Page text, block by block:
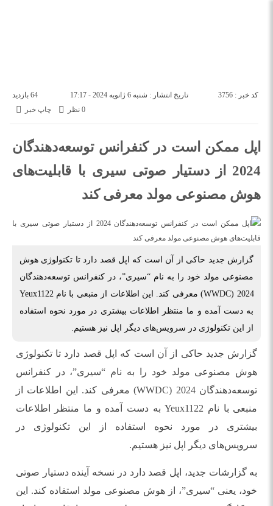
تاریخ انتشار : شنبه 6 ژانویه 2024 - 17:17 64 بازدید
کد خبر : 3756
چاپ خبر
0 نظر
اپل ممکن است در کنفرانس توسعه‌دهندگان
2024 از دستیار صوتی سیری با قابلیت‌های
هوش مصنوعی مولد معرفی کند
گزارش جدید حاکی از آن است که اپل قصد دارد تا تکنولوژی هوش
مصنوعی مولد خود را به نام “سیری”، در کنفرانس توسعه‌دهندگان
2024 (WWDC) معرفی کند. این اطلاعات از منبعی با نام Yeux1122
به دست آمده و ما منتظر اطلاعات بیشتری در مورد نحوه استفاده
از این تکنولوژی در سرویس‌های دیگر اپل نیز هستیم.
گزارش جدید حاکی از آن است که اپل قصد دارد تا تکنولوژی
هوش مصنوعی مولد خود را به نام “سیری”، در کنفرانس
توسعه‌دهندگان 2024 (WWDC) معرفی کند. این اطلاعات از
منبعی با نام Yeux1122 به دست آمده و ما منتظر اطلاعات
بیشتری در مورد نحوه استفاده از این تکنولوژی در
سرویس‌های دیگر اپل نیز هستیم.
به گزارشات جدید، اپل قصد دارد در نسخه آینده دستیار صوتی
خود، یعنی “سیری”، از هوش مصنوعی مولد استفاده کند. این